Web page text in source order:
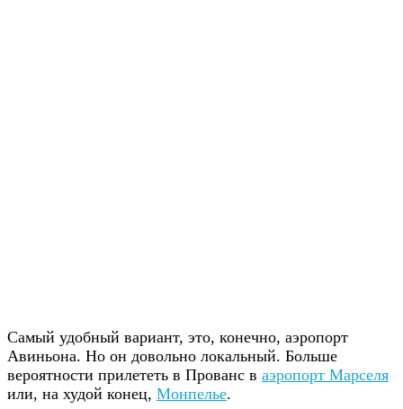
Самый удобный вариант, это, конечно, аэропорт
Авиньона. Но он довольно локальный. Больше
вероятности прилететь в Прованс в аэропорт Марселя
или, на худой конец, Монпелье.